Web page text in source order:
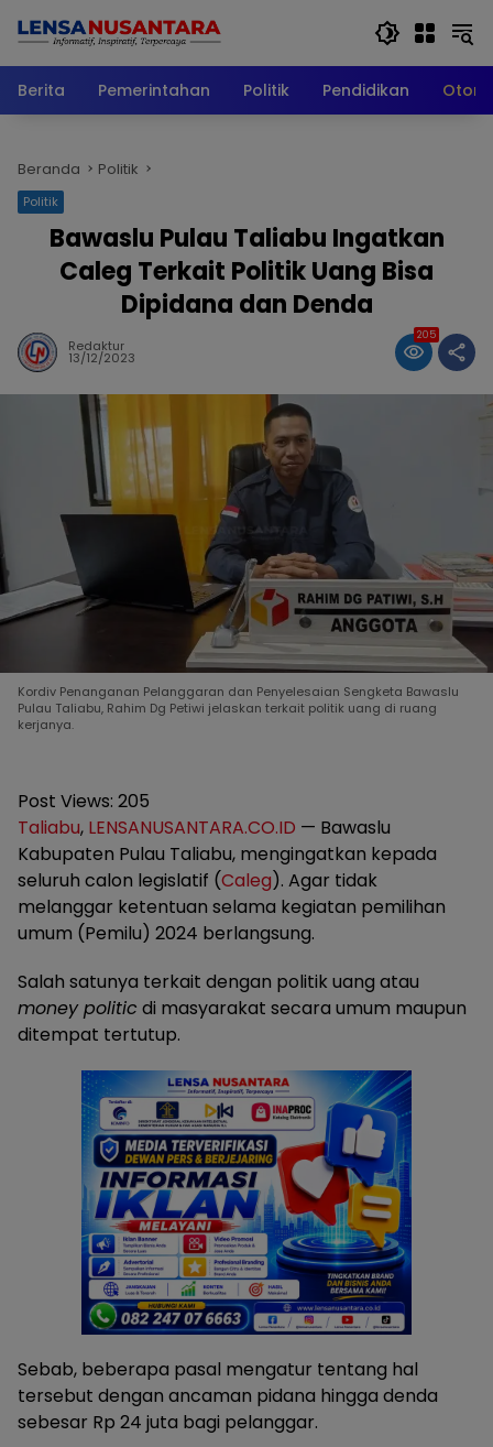
Berita
Pemerintahan Politik Pendidikan
Beranda Politik
Politik
Bawaslu Pulau Taliabu Ingatkan
Caleg Terkait Politik Uang Bisa
Dipidana dan Denda
Redaktur
13/12/2023
205
Kordiv Penanganan Pelanggaran dan Penyelesaian Sengketa Bawaslu
Pulau Taliabu, Rahim Dg Petiwi jelaskan terkait politik uang di ruang
kerjanya.
Post Views: 205
Taliabu, LENSANUSANTARA.CO.ID — Bawaslu
Kabupaten Pulau Taliabu, mengingatkan kepada
seluruh calon legislatif (Caleg). Agar tidak
melanggar ketentuan selama kegiatan pemilihan
umum (Pemilu) 2024 berlangsung.
Salah satunya terkait dengan politik uang atau
money politic di masyarakat secara umum maupun
ditempat tertutup.
Sebab, beberapa pasal mengatur tentang hal
tersebut dengan ancaman pidana hingga denda
sebesar Rp 24 juta bagi pelanggar.